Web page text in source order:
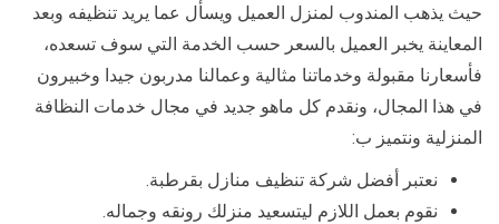
حيث يذهب المندوب لمنزل العميل ويسأل عما يريد تنظيفه وبعد
المعاينة يخبر العميل بالسعر حسب الخدمة التي سوف تسعده،
فأسعارنا مقبولة وخدماتنا مثالية وعمالنا مدربون جيدا وخبيرون
في هذا المجال، ونقدم كل ماهو جديد في مجال خدمات النظافة
المنزلية ونتميز ب:
نعتبر أفضل شركة تنظيف منازل بقرطبة.
نقوم بعمل اللازم ليتسعيد منزلك رونقه وجماله.